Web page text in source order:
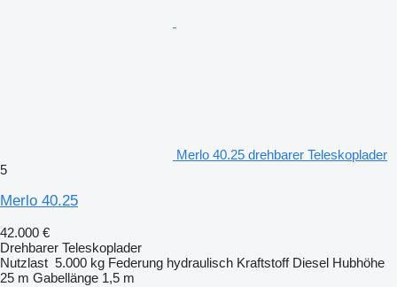
Merlo 40.25 drehbarer Teleskoplader
5
Merlo 40.25
42.000 €
Drehbarer Teleskoplader
Nutzlast 5.000 kg Federung hydraulisch Kraftstoff Diesel Hubhöhe
25 m Gabellänge 1,5 m